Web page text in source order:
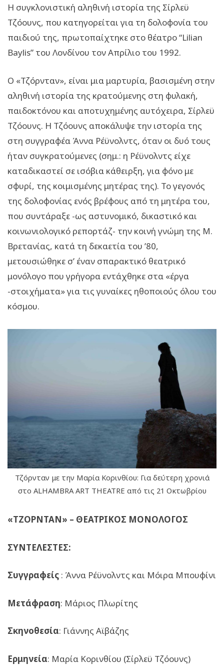
Η συγκλονιστική αληθινή ιστορία της Σίρλεϋ
Τζόουνς, που κατηγορείται για τη δολοφονία του
παιδιού της, πρωτοπαίχτηκε στο θέατρο “Lilian
Baylis” του Λονδίνου τον Απρίλιο του 1992.
Ο «Τζόρνταν», είναι μια μαρτυρία, βασισμένη στην
αληθινή ιστορία της κρατούμενης στη φυλακή,
παιδοκτόνου και αποτυχημένης αυτόχειρα, Σίρλεϋ
Τζόουνς. Η Τζόουνς αποκάλυψε την ιστορία της
στη συγγραφέα Άννα Ρέϋνολντς, όταν οι δυό τους
ήταν συγκρατούμενες (σημ.: η Ρέϋνολντς είχε
καταδικαστεί σε ισόβια κάθειρξη, για φόνο με
σφυρί, της κοιμισμένης μητέρας της). Το γεγονός
της δολοφονίας ενός βρέφους από τη μητέρα του,
που συντάραξε -ως αστυνομικό, δικαστικό και
κοινωνιολογικό ρεπορτάζ- την κοινή γνώμη της Μ.
Βρετανίας, κατά τη δεκαετία του ’80,
μετουσιώθηκε σ’ έναν σπαρακτικό θεατρικό
μονόλογο που γρήγορα εντάχθηκε στα «έργα
-στοιχήματα» για τις γυναίκες ηθοποιούς όλου του
κόσμου.
Τζόρνταν με την Μαρία Κορινθίου: Για δεύτερη χρονιά
στο ALHAMBRA ART THEATRE από τις 21 Οκτωβρίου
«ΤΖΟΡΝΤΑΝ» – ΘΕΑΤΡΙΚΟΣ ΜΟΝΟΛΟΓΟΣ
ΣΥΝΤΕΛΕΣΤΕΣ:
Συγγραφείς : Άννα Ρέϋνολντς και Μόιρα Μπουφίνι
Μετάφραση: Μάριος Πλωρίτης
Σκηνοθεσία: Γιάννης Αϊβάζης
Ερμηνεία: Μαρία Κορινθίου (Σίρλεϋ Τζόουνς)